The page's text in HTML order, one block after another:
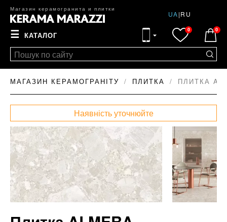
Магазин керамогранита и плитки
UA|RU
☰ КАТАЛОГ
0 0
МАГАЗИН КЕРАМОГРАНІТУ ПЛИТКА ПЛИТКА
Наявність уточнюйте